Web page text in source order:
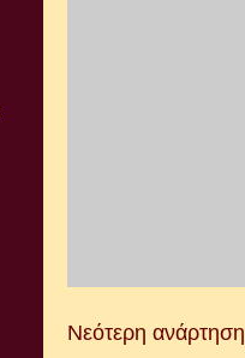
Νεότερη ανάρτηση